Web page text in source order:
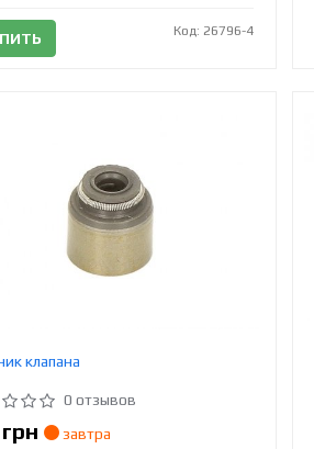
Код: 26796-4
клапана
0 отзывов
грн
завтра